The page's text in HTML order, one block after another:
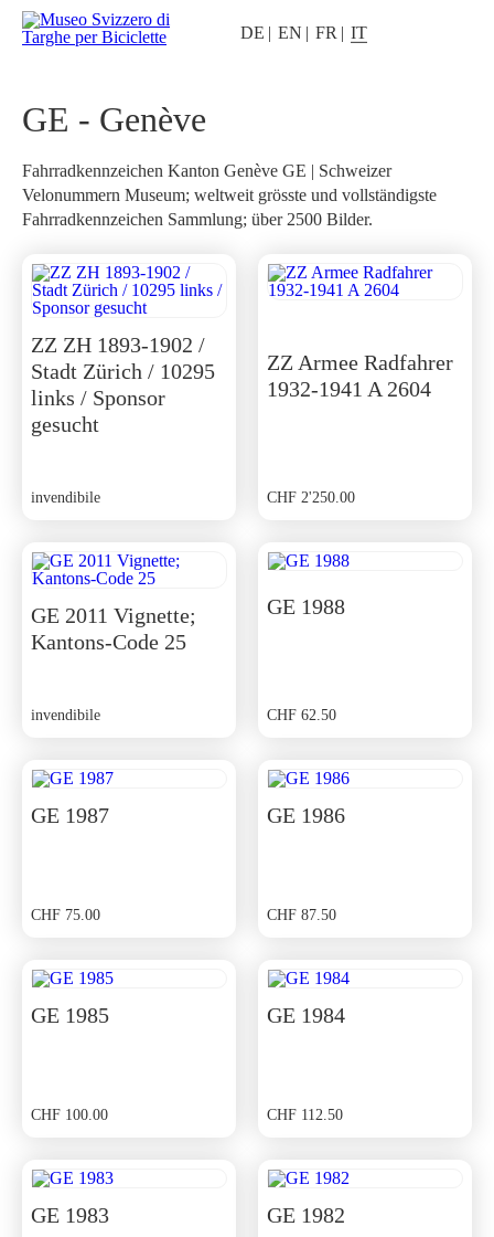
DE EN FR IT
GE - Genève
Fahrradkennzeichen Kanton Genève GE | Schweizer
Velonummern Museum; weltweit grösste und vollständigste
Fahrradkennzeichen Sammlung; über 2500 Bilder.
ZZ ZH 1893-1902 /
Stadt Zürich / 10295
links / Sponsor
gesucht
invendibile
ZZ Armee Radfahrer
1932-1941 A 2604
CHF 2'250.00
GE 2011 Vignette;
Kantons-Code 25
invendibile
GE 1988
CHF 62.50
GE 1987
CHF 75.00
GE 1986
CHF 87.50
GE 1985
CHF 100.00
GE 1984
CHF 112.50
GE 1983 GE 1982